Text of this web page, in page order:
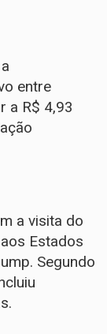
entre
a R$ 4,93
a visita do
Estados
Segundo